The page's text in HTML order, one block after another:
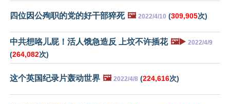
四位因公殉职的党的好干部猝死 🖼️ 2022/4/10 (309,905次)
中共想咯儿屁！活人饿急造反 上坟不许插花 🖼️▶️ 2022/4/9
(264,082次)
这个英国纪录片轰动世界 🖼️ 2022/4/8 (224,616次)